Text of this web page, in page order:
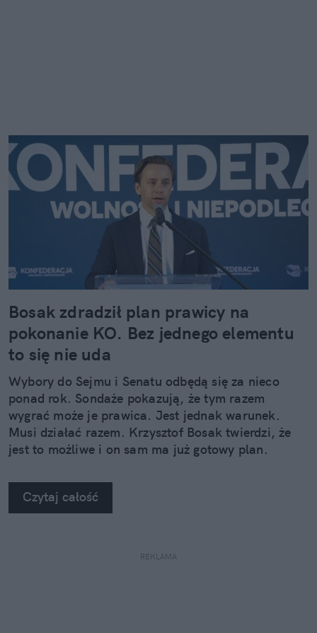
Bosak zdradził plan prawicy na
pokonanie KO. Bez jednego elementu
to się nie uda
Wybory do Sejmu i Senatu odbędą się za nieco
ponad rok. Sondaże pokazują, że tym razem
wygrać może je prawica. Jest jednak warunek.
Musi działać razem. Krzysztof Bosak twierdzi, że
jest to możliwe i on sam ma już gotowy plan.
Czytaj całość
REKLAMA